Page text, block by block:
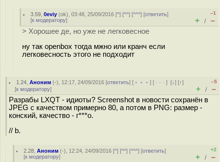
3.59 ,0eviy (ok), 03:48, 25/09/2016 [^] [^^] [^^^] [ответить]
[к модератору]
–1
+ / –
> Хорошее де, но уже не легковесное
ну так openbox тогда мжно или кранч если
легковесность этого не подходит
1.24 ,Аноним (-), 12:17, 24/09/2016 [ответить] [ ﹢﹢﹢] [ · · ·][↓] [↑]
[к модератору]
–5
+ / –
Разрабы LXQT - идиоты? Screenshot в новости сохранён в
JPEG с качеством примерно 80, а потом в PNG: размер -
конский, качество - г***о.
// b.
2.28 ,Аноним (-), 12:24, 24/09/2016 [^] [^^] [^^^] [ответить]
[к модератору]
+2
+ / –